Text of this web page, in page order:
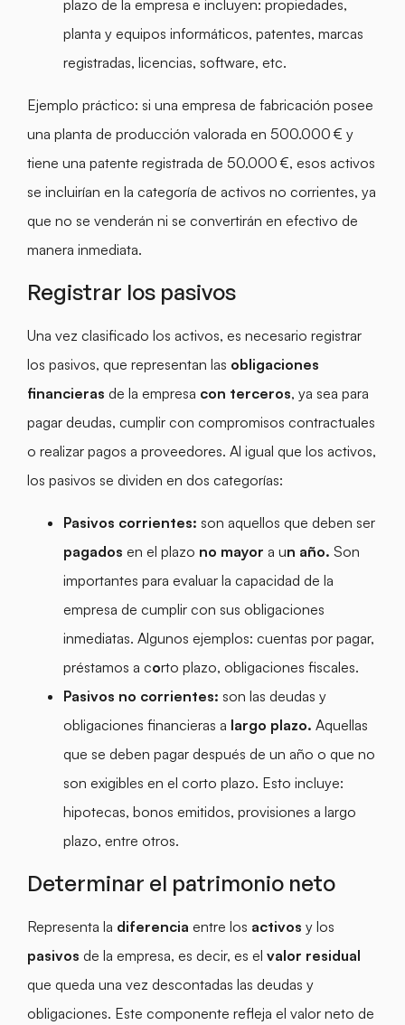
plazo de la empresa e incluyen: propiedades,
planta y equipos informáticos, patentes, marcas
registradas, licencias, software, etc.
Ejemplo práctico: si una empresa de fabricación posee
una planta de producción valorada en 500.000 € y
tiene una patente registrada de 50.000 €, esos activos
se incluirían en la categoría de activos no corrientes, ya
que no se venderán ni se convertirán en efectivo de
manera inmediata.
Registrar los pasivos
Una vez clasificado los activos, es necesario registrar
los pasivos, que representan las obligaciones
financieras de la empresa con terceros, ya sea para
pagar deudas, cumplir con compromisos contractuales
o realizar pagos a proveedores. Al igual que los activos,
los pasivos se dividen en dos categorías:
Pasivos corrientes: son aquellos que deben ser
pagados en el plazo no mayor a un año. Son
importantes para evaluar la capacidad de la
empresa de cumplir con sus obligaciones
inmediatas. Algunos ejemplos: cuentas por pagar,
préstamos a corto plazo, obligaciones fiscales.
Pasivos no corrientes: son las deudas y
obligaciones financieras a largo plazo. Aquellas
que se deben pagar después de un año o que no
son exigibles en el corto plazo. Esto incluye:
hipotecas, bonos emitidos, provisiones a largo
plazo, entre otros.
Determinar el patrimonio neto
Representa la diferencia entre los activos y los
pasivos de la empresa, es decir, es el valor residual
que queda una vez descontadas las deudas y
obligaciones. Este componente refleja el valor neto de